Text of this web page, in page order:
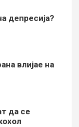
депресија?
влијае на
да се